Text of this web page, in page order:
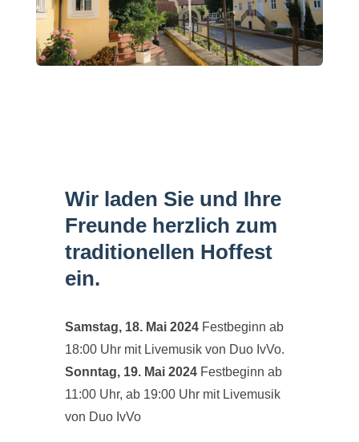
Wir laden Sie und Ihre
Freunde herzlich zum
traditionellen Hoffest
ein.
Samstag, 18. Mai 2024Festbeginn ab
18:00 Uhr mit Livemusik von Duo IvVo.
Sonntag, 19. Mai 2024Festbeginn ab
11:00 Uhr, ab 19:00 Uhr mit Livemusik
von Duo IvVo